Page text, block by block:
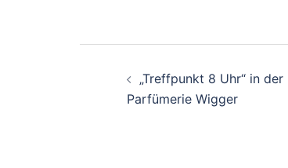
Beitrags-
Navigation
„Treffpunkt 8 Uhr“ in der
Parfümerie Wigger